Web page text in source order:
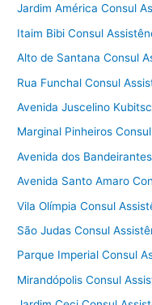
Jardim América Consul
Itaim Bibi Consul
Alto de Santana Consul
Rua Funchal Consul
Avenida Juscelino
Marginal Pinheiros
Avenida dos
Avenida Santo Amaro
Vila Olímpia Consul
São Judas Consul
Parque Imperial Consul
Mirandópolis Consul